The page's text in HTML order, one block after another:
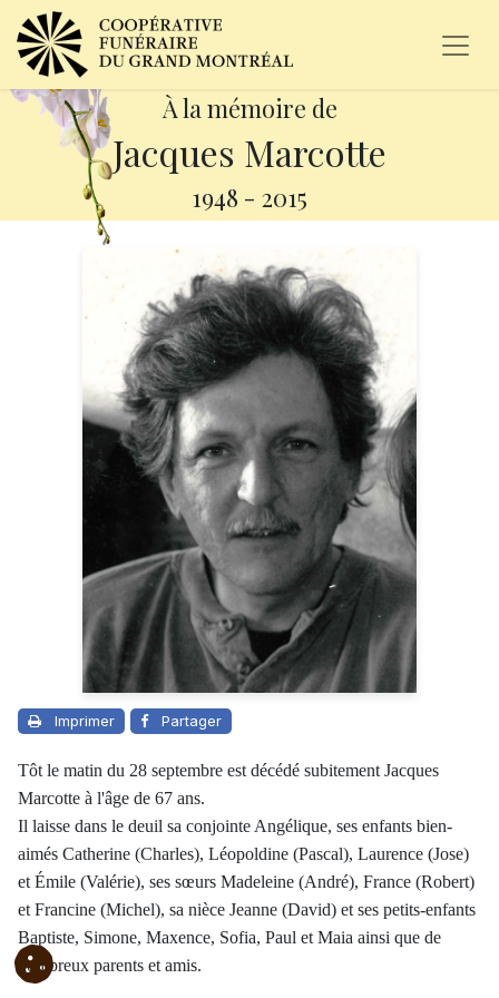
À la mémoire de
Jacques Marcotte
1948 - 2015
Imprimer Partager
Tôt le matin du 28 septembre est décédé subitement Jacques
Marcotte à l'âge de 67 ans.
Il laisse dans le deuil sa conjointe Angélique, ses enfants bien-
aimés Catherine (Charles), Léopoldine (Pascal), Laurence (Jose)
et Émile (Valérie), ses sœurs Madeleine (André), France (Robert)
et Francine (Michel), sa nièce Jeanne (David) et ses petits-enfants
Baptiste, Simone, Maxence, Sofia, Paul et Maia ainsi que de
nombreux parents et amis.